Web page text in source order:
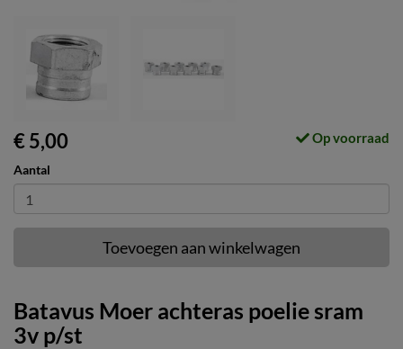
€ 5,00 Op voorraad
Aantal
Toevoegen aan winkelwagen
Batavus Moer achteras poelie sram
3v p/st